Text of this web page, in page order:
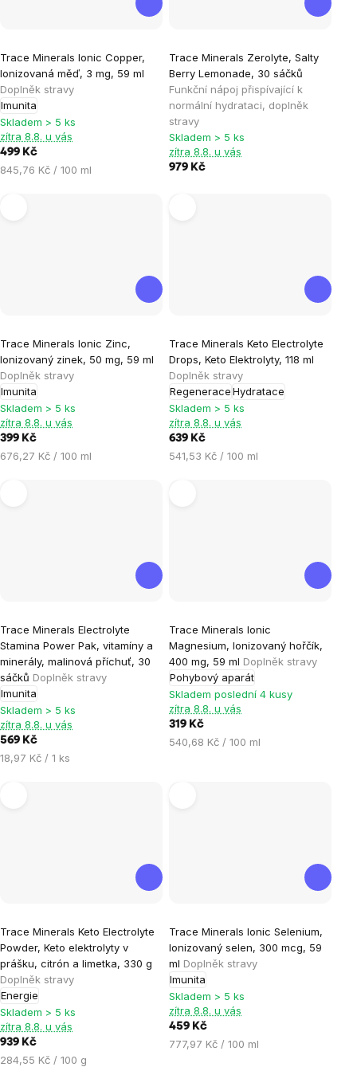
Trace Minerals Ionic Copper,
Ionizovaná měď, 3 mg, 59 ml
Doplněk stravy
Imunita
Skladem > 5 ks
zítra 8.8. u vás
499 Kč
Měrná
845,76 Kč / 100 ml
Trace Minerals Zerolyte, Salty
Berry Lemonade, 30 sáčků
Funkční nápoj přispívající k
normální hydrataci, doplněk
stravy
Skladem > 5 ks
zítra 8.8. u vás
979 Kč
Trace Minerals Ionic Zinc,
Ionizovaný zinek, 50 mg, 59 ml
Doplněk stravy
Imunita
Skladem > 5 ks
zítra 8.8. u vás
399 Kč
Měrná
676,27 Kč / 100 ml
Trace Minerals Keto Electrolyte
Drops, Keto Elektrolyty, 118 ml
Doplněk stravy
RegeneraceHydratace
hodnocení
produktu
je
5,0
z
5
hvězdiček.
Skladem > 5 ks
zítra 8.8. u vás
639 Kč
Měrná
541,53 Kč / 100 ml
Trace Minerals Electrolyte
Stamina Power Pak, vitamíny a
minerály, malinová příchuť, 30
sáčků Doplněk stravy
Imunita
hodnocení
produktu
je
4,0
z
5
hvězdiček.
Skladem > 5 ks
zítra 8.8. u vás
569 Kč
Měrná
18,97 Kč / 1 ks
Trace Minerals Ionic
Magnesium, Ionizovaný hořčík,
400 mg, 59 ml Doplněk stravy
Pohybový aparát
Skladem poslední 4 kusy
zítra 8.8. u vás
319 Kč
Měrná
540,68 Kč / 100 ml
Trace Minerals Keto Electrolyte
Powder, Keto elektrolyty v
prášku, citrón a limetka, 330 g
Doplněk stravy
Energie
hodnocení
produktu
je
5,0
z
5
hvězdiček.
Skladem > 5 ks
zítra 8.8. u vás
939 Kč
Měrná
284,55 Kč / 100 g
Trace Minerals Ionic Selenium,
Ionizovaný selen, 300 mcg, 59
ml Doplněk stravy
Imunita
Skladem > 5 ks
zítra 8.8. u vás
459 Kč
Měrná
777,97 Kč / 100 ml